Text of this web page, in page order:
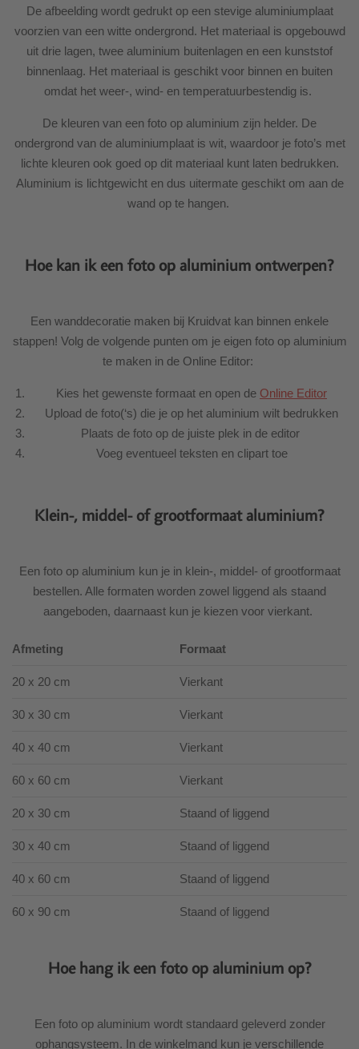
De afbeelding wordt gedrukt op een stevige aluminiumplaat
voorzien van een witte ondergrond. Het materiaal is opgebouwd
uit drie lagen, twee aluminium buitenlagen en een kunststof
binnenlaag. Het materiaal is geschikt voor binnen en buiten
omdat het weer-, wind- en temperatuurbestendig is.
De kleuren van een foto op aluminium zijn helder. De
ondergrond van de aluminiumplaat is wit, waardoor je foto’s met
lichte kleuren ook goed op dit materiaal kunt laten bedrukken.
Aluminium is lichtgewicht en dus uitermate geschikt om aan de
wand op te hangen.
Hoe kan ik een foto op aluminium ontwerpen?
Een wanddecoratie maken bij Kruidvat kan binnen enkele
stappen! Volg de volgende punten om je eigen foto op aluminium
te maken in de Online Editor:
Kies het gewenste formaat en open de Online Editor
Upload de foto(‘s) die je op het aluminium wilt bedrukken
Plaats de foto op de juiste plek in de editor
Voeg eventueel teksten en clipart toe
Klein-, middel- of grootformaat aluminium?
Een foto op aluminium kun je in klein-, middel- of grootformaat
bestellen. Alle formaten worden zowel liggend als staand
aangeboden, daarnaast kun je kiezen voor vierkant.
Afmeting Formaat
20 x 20 cm Vierkant
30 x 30 cm Vierkant
40 x 40 cm Vierkant
60 x 60 cm Vierkant
20 x 30 cm Staand of liggend
30 x 40 cm Staand of liggend
40 x 60 cm Staand of liggend
60 x 90 cm Staand of liggend
Hoe hang ik een foto op aluminium op?
Een foto op aluminium wordt standaard geleverd zonder
ophangsysteem. In de winkelmand kun je verschillende